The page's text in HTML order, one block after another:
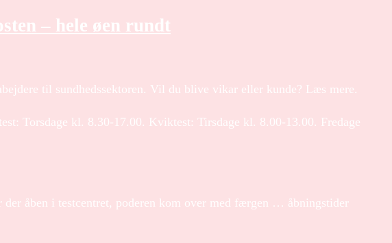
– hele øen rundt
til sundhedssektoren. Vil du blive vikar eller kunde? Læs mere.
Torsdage kl. 8.30-17.00. Kviktest: Tirsdage kl. 8.00-13.00. Fredage
åben i testcentret, poderen kom over med færgen … åbningstider